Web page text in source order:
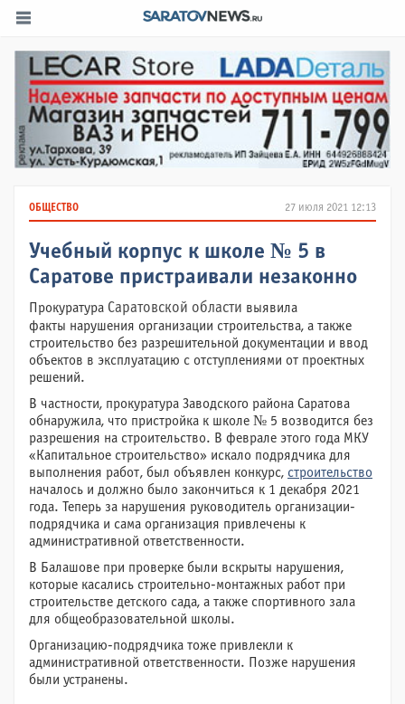
27 июля 2021 12:13
ОБЩЕСТВО
Учебный корпус к школе № 5 в
Саратове пристраивали незаконно
Прокуратура Саратовской области выявила
факты нарушения организации строительства, а также
строительство без разрешительной документации и ввод
объектов в эксплуатацию с отступлениями от проектных
решений.
В частности, прокуратура Заводского района Саратова
обнаружила, что пристройка к школе № 5 возводится без
разрешения на строительство. В феврале этого года МКУ
«Капитальное строительство» искало подрядчика для
выполнения работ, был объявлен конкурс, строительство
началось и должно было закончиться к 1 декабря 2021
года. Теперь за нарушения руководитель организации-
подрядчика и сама организация привлечены к
административной ответственности.
В Балашове при проверке были вскрыты нарушения,
которые касались строительно-монтажных работ при
строительстве детского сада, а также спортивного зала
для общеобразовательной школы.
Организацию-подрядчика тоже привлекли к
административной ответственности. Позже нарушения
были устранены.